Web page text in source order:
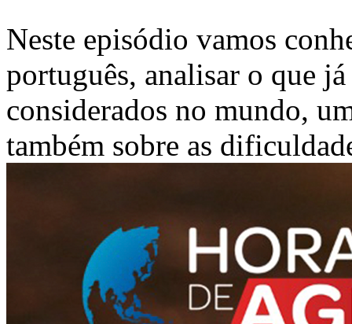
Neste episódio vamos
português, analisar o que
considerados no mundo,
também sobre as